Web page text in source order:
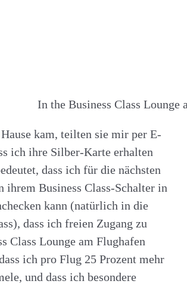
In the Business Class
kam, teilten sie mir per E-
ich ihre Silber-Karte erhalten
dass ich für die nächsten
ihrem Business Class-Schalter in
kann (natürlich in die
dass ich freien Zugang zu
Class Lounge am Flughafen
ich pro Flug 25 Prozent mehr
und dass ich besondere